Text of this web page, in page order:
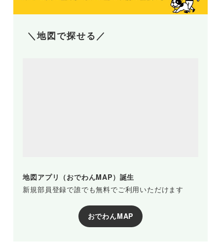
＼地図で探せる／
地図アプリ（おでわんMAP）誕生
新規部員登録で誰でも無料でご利用いただけます
おでわんMAP